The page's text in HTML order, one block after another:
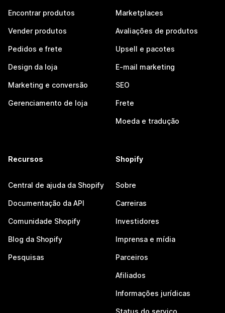
Encontrar produtos
Vender produtos
Pedidos e frete
Design da loja
Marketing e conversão
Gerenciamento de loja
Marketplaces
Avaliações de produtos
Upsell e pacotes
E-mail marketing
SEO
Frete
Moeda e tradução
Recursos
Central de ajuda da Shopify
Documentação da API
Comunidade Shopify
Blog da Shopify
Pesquisas
Shopify
Sobre
Carreiras
Investidores
Imprensa e mídia
Parceiros
Afiliados
Informações jurídicas